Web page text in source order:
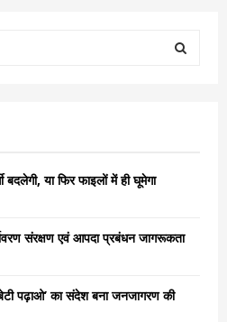
या फिर फाइलों में ही घूमेगा
संरक्षण एवं आपदा प्रबंधन जागरूकता
पढ़ाओ’ का संदेश बना जनजागरण की